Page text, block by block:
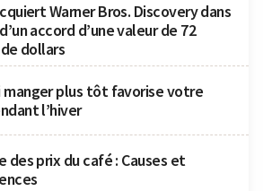
Warner Bros. Discovery dans
accord d’une valeur de 72
dollars
manger plus tôt favorise votre
l’hiver
des prix du café : Causes et